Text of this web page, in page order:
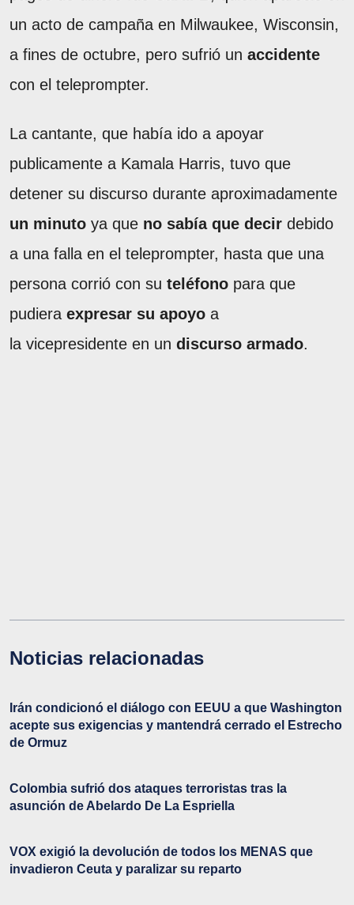
un acto de campaña en Milwaukee, Wisconsin,
a fines de octubre, pero sufrió un accidente
con el teleprompter.
La cantante, que había ido a apoyar
publicamente a Kamala Harris, tuvo que
detener su discurso durante aproximadamente
un minuto ya que no sabía que decir debido
a una falla en el teleprompter, hasta que una
persona corrió con su teléfono para que
pudiera expresar su apoyo a
la vicepresidente en un discurso armado.
Noticias relacionadas
Irán condicionó el diálogo con EEUU a que Washington
acepte sus exigencias y mantendrá cerrado el Estrecho
de Ormuz
Colombia sufrió dos ataques terroristas tras la
asunción de Abelardo De La Espriella
VOX exigió la devolución de todos los MENAS que
invadieron Ceuta y paralizar su reparto